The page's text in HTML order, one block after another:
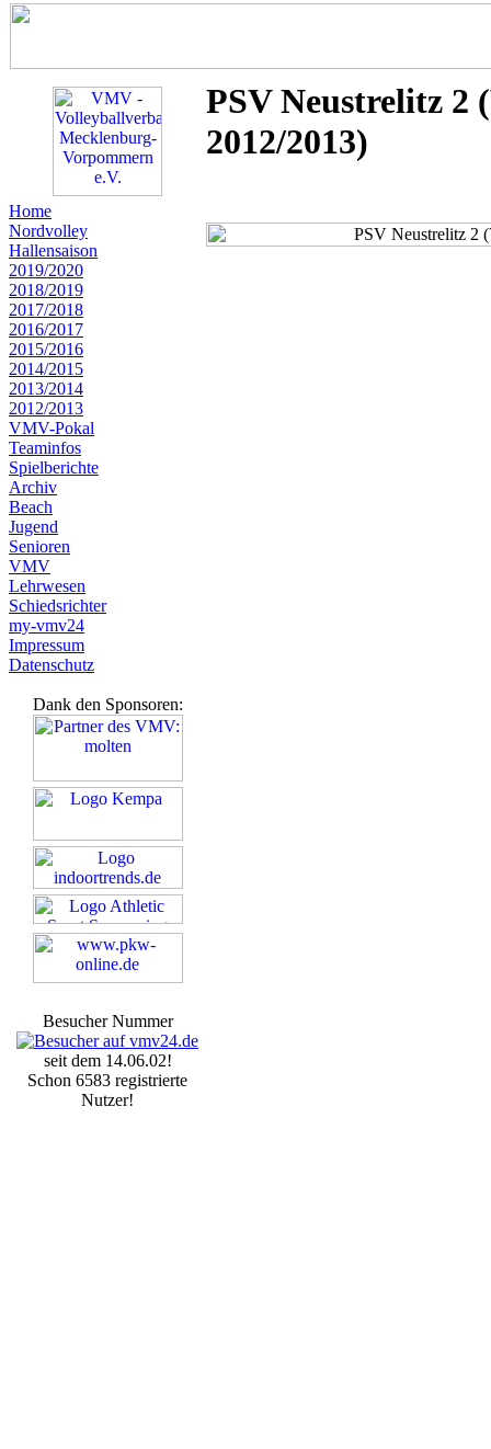
Home
Nordvolley
Hallensaison
2019/2020
2018/2019
2017/2018
2016/2017
2015/2016
2014/2015
2013/2014
2012/2013
VMV-Pokal
Teaminfos
Spielberichte
Archiv
Beach
Jugend
Senioren
VMV
Lehrwesen
Schiedsrichter
my-vmv24
Impressum
Datenschutz
Dank den Sponsoren:
Besucher Nummer
seit dem 14.06.02!
Schon 6583 registrierte
Nutzer!
PSV Neustrelitz 2
2012/2013)